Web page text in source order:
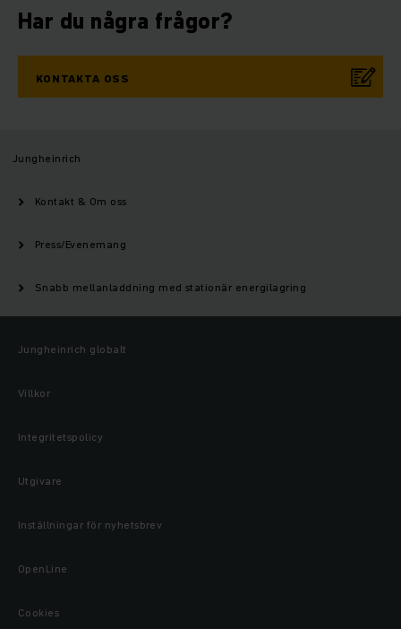
Har du några frågor?
KONTAKTA OSS
Jungheinrich
Kontakt & Om oss
Press/Evenemang
Snabb mellanladdning med stationär energilagring
Jungheinrich globalt
Villkor
Integritetspolicy
Utgivare
Inställningar för nyhetsbrev
OpenLine
Cookies